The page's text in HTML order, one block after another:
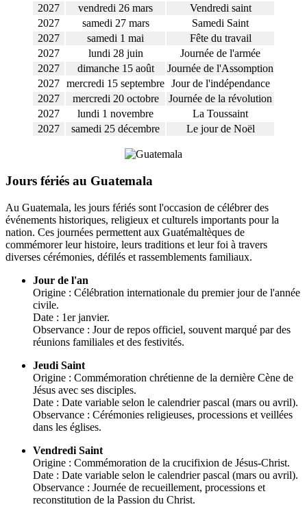
2027
vendredi 26 mars
Vendredi saint
2027
samedi 27 mars
Samedi Saint
2027
samedi 1 mai
Fête du travail
2027
lundi 28 juin
Journée de l'armée
2027
dimanche 15 août
Journée de l'Assomption
2027 mercredi 15 septembre Jour de l'indépendance
2027
mercredi 20 octobre
Journée de la révolution
2027
lundi 1 novembre
La Toussaint
2027
samedi 25 décembre Le jour de Noël
Jours fériés au Guatemala
Au Guatemala, les jours fériés sont l'occasion de célébrer des
événements historiques, religieux et culturels importants pour la
nation. Ces journées permettent aux Guatémaltèques de
commémorer leur histoire, leurs traditions et leur foi à travers
diverses cérémonies, défilés et rassemblements familiaux.
Jour de l'an
Origine : Célébration internationale du premier jour de l'année
civile.
Date : 1er janvier.
Observance : Jour de repos officiel, souvent marqué par des
réunions familiales et des festivités.
Jeudi Saint
Origine : Commémoration chrétienne de la dernière Cène de
Jésus avec ses disciples.
Date : Date variable selon le calendrier pascal (mars ou avril).
Observance : Cérémonies religieuses, processions et veillées
dans les églises.
Vendredi Saint
Origine : Commémoration de la crucifixion de Jésus-Christ.
Date : Date variable selon le calendrier pascal (mars ou avril).
Observance : Journée de recueillement, processions et
reconstitution de la Passion du Christ.